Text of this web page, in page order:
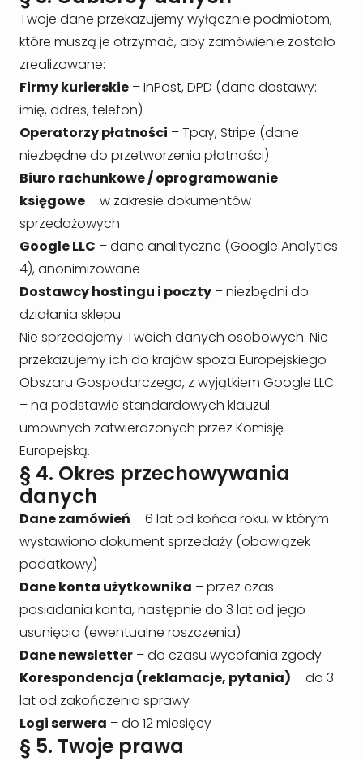
Twoje dane przekazujemy wyłącznie podmiotom,
które muszą je otrzymać, aby zamówienie zostało
zrealizowane:
Firmy kurierskie – InPost, DPD (dane dostawy:
imię, adres, telefon)
Operatorzy płatności – Tpay, Stripe (dane
niezbędne do przetworzenia płatności)
Biuro rachunkowe / oprogramowanie
księgowe – w zakresie dokumentów
sprzedażowych
Google LLC – dane analityczne (Google Analytics
4), anonimizowane
Dostawcy hostingu i poczty – niezbędni do
działania sklepu
Nie sprzedajemy Twoich danych osobowych. Nie
przekazujemy ich do krajów spoza Europejskiego
Obszaru Gospodarczego, z wyjątkiem Google LLC
– na podstawie standardowych klauzul
umownych zatwierdzonych przez Komisję
Europejską.
§ 4. Okres przechowywania
danych
Dane zamówień – 6 lat od końca roku, w którym
wystawiono dokument sprzedaży (obowiązek
podatkowy)
Dane konta użytkownika – przez czas
posiadania konta, następnie do 3 lat od jego
usunięcia (ewentualne roszczenia)
Dane newsletter – do czasu wycofania zgody
Korespondencja (reklamacje, pytania) – do 3
lat od zakończenia sprawy
Logi serwera – do 12 miesięcy
§ 5. Twoje prawa